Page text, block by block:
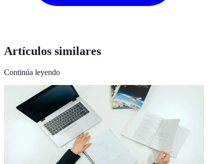
Artículos similares
Continúa leyendo